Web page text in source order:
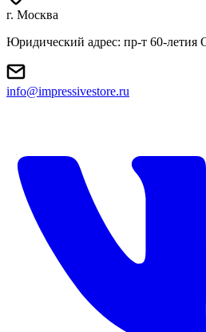
г. Москва
Юридический адрес: пр-т 60-летия
info@impressivestore.ru